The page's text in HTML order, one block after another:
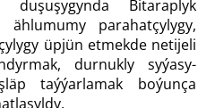
duşuşygynda Bitaraplyk
parahatçylygy,
üpjün etmekde netijeli
durnukly syýasy-
taýýarlamak boýunça